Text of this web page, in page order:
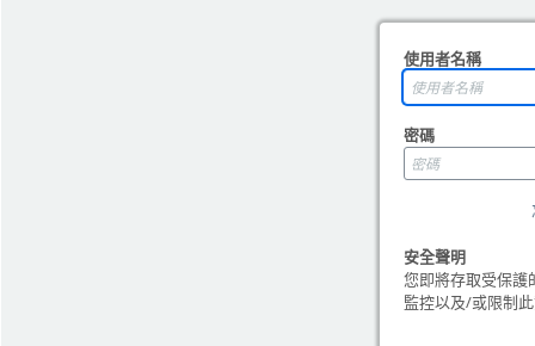
使用者名稱
密碼
安全聲明
您即將存取受保護
監控以及/或限制